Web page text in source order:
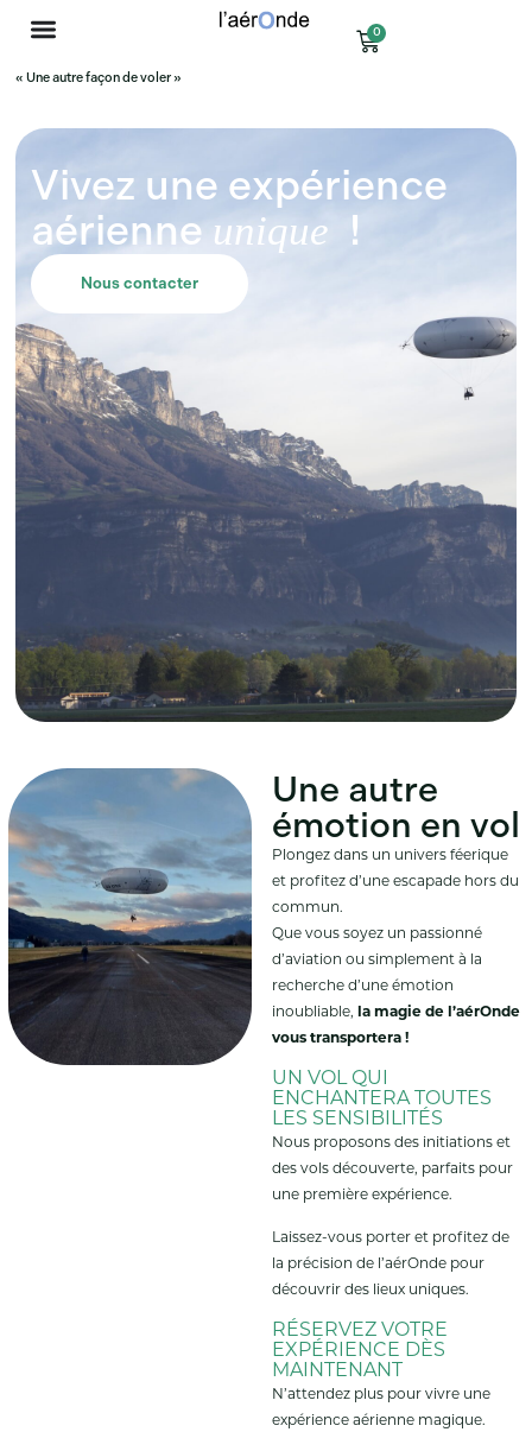
« Une autre façon de voler »
0
Vivez une expérience
aérienneunique !
Nous contacter
Une autre
émotion en vol
Plongez dans un univers féerique
et profitez d’une escapade hors du
commun.
Que vous soyez un passionné
d’aviation ou simplement à la
recherche d’une émotion
inoubliable,
la magie de l’aérOnde
vous transportera !
UN VOL QUI
ENCHANTERA TOUTES
LES SENSIBILITÉS
Nous proposons des initiations et
des vols découverte, parfaits pour
une première expérience.
Laissez-vous porter et profitez de
la précision de l’aérOnde pour
découvrir des lieux uniques.
RÉSERVEZ VOTRE
EXPÉRIENCE DÈS
MAINTENANT
N’attendez plus pour vivre une
expérience aérienne magique.